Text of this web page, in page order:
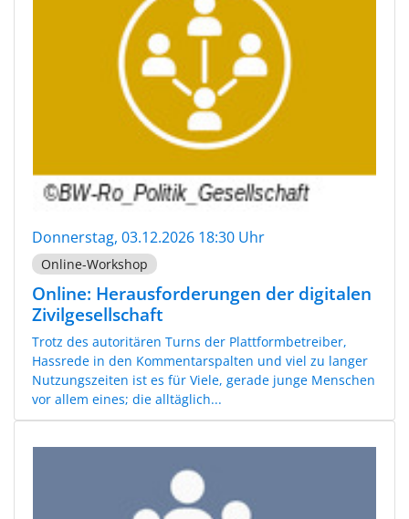
Donnerstag, 03.12.2026 18:30 Uhr
Online-Workshop
Online: Herausforderungen der digitalen
Zivilgesellschaft
Trotz des autoritären Turns der Plattformbetreiber,
Hassrede in den Kommentarspalten und viel zu langer
Nutzungszeiten ist es für Viele, gerade junge Menschen
vor allem eines; die alltäglich...